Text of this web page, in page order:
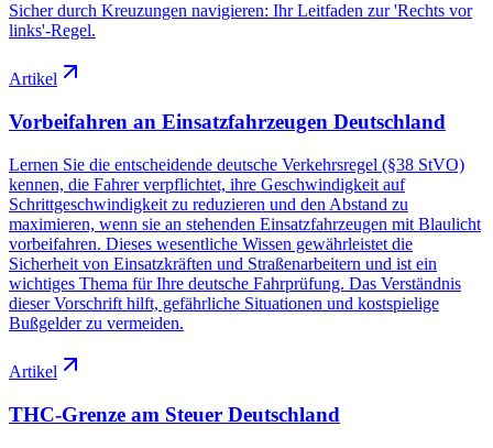
Sicher durch Kreuzungen navigieren: Ihr Leitfaden zur 'Rechts vor
links'-Regel.
Artikel
Vorbeifahren an Einsatzfahrzeugen Deutschland
Lernen Sie die entscheidende deutsche Verkehrsregel (§38 StVO)
kennen, die Fahrer verpflichtet, ihre Geschwindigkeit auf
Schrittgeschwindigkeit zu reduzieren und den Abstand zu
maximieren, wenn sie an stehenden Einsatzfahrzeugen mit Blaulicht
vorbeifahren. Dieses wesentliche Wissen gewährleistet die
Sicherheit von Einsatzkräften und Straßenarbeitern und ist ein
wichtiges Thema für Ihre deutsche Fahrprüfung. Das Verständnis
dieser Vorschrift hilft, gefährliche Situationen und kostspielige
Bußgelder zu vermeiden.
Artikel
THC-Grenze am Steuer Deutschland